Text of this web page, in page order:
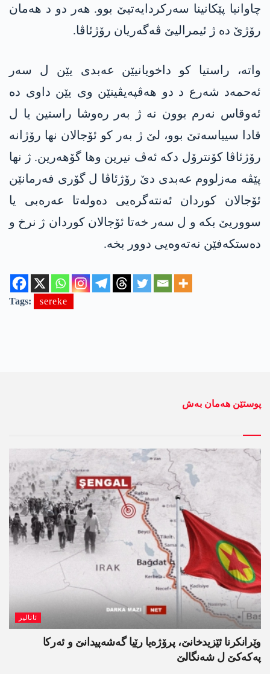
چاوانیا پێکانینا سەرکردایەتیێ بوو. ھەر دو د ھەمان
رۆژێ دە ژ ئیمرالیێ ڤەگەریان رۆژئاڤا.
واتە، راستیا کو داخویانیێن عەبدی یێن ل سەر
ئەحمەد شەرع د دو ھەڤپەیڤینێن وی یێن داوی دە
ئەوقاس نەرم بوون نە ژ بەر رەوشا راستین یا ل
قادا سییاسەتێ بوو، لێ ژ بەر کو ئۆجالان نھا رۆژانە
رۆژئاڤا کۆنترۆل دکە ئەڤ نیرین وھا گۆھەرین. ژ نھا
پێڤە مەزلووم عەبدی دێ رۆژئاڤا ل گۆری فەرمانێن
ئۆجالان کوردان ئەنتەگرەیی دەولەتا عەرەبی یا
سووریێ بکە و ل سەر خەتا ئۆجالان کوردان ژ نرخ و
دەستکەفێن نەتەوەیی دوور بخە.
Tags: sereke
پوستێن ھەمان بەش
ئانالیز
وێرانکرنا ئێزیدخانێ، پرۆژەیا رێیا گەشەپیدانێ و ئەرکا
پەکەکێ ل شەنگالێ